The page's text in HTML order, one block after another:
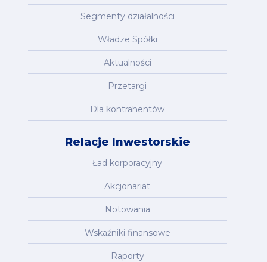
Segmenty działalności
Władze Spółki
Aktualności
Przetargi
Dla kontrahentów
Relacje Inwestorskie
Ład korporacyjny
Akcjonariat
Notowania
Wskaźniki finansowe
Raporty